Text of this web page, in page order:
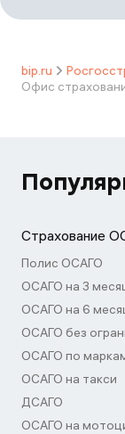
bip.ru
Офис
Страхование
Полис ОСАГО
ОСАГО на 3
ОСАГО на 6
ОСАГО без
ОСАГО по
ОСАГО на такси
ДСАГО
ОСАГО на